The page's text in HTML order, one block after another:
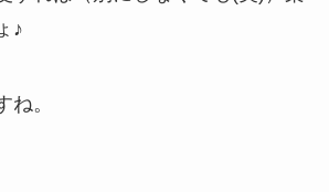
♪
ね。